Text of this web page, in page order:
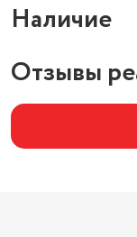
Наличие
Отзывы